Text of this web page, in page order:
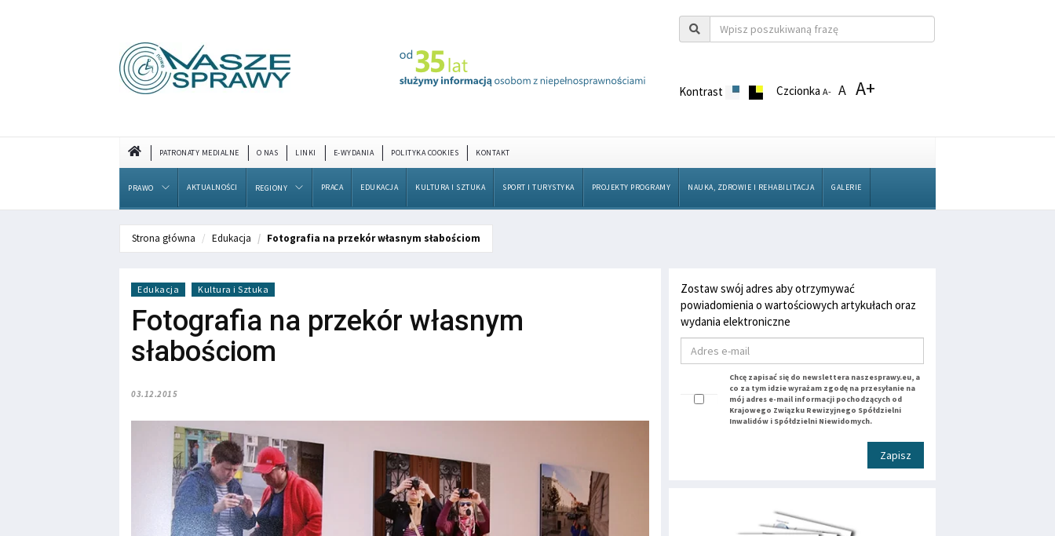
Kontrast CzcionkaA- A A+
PATRONATY MEDIALNE O NAS LINKI E-WYDANIA POLITYKA COOKIES KONTAKT
PRAWO AKTUALNOŚCI REGIONY PRACA EDUKACJA KULTURA I SZTUKA SPORT I TURYSTYKA PROJEKTY PROGRAMY NAUKA, ZDROWIE I REHABILITACJA GALERIE
Strona główna Edukacja Fotografia na przekór własnym słabościom
Edukacja Kultura i Sztuka
Fotografia na przekór własnym
słabościom
03.12.2015
Zostaw swój adres aby otrzymywać
powiadomienia o wartościowych artykułach oraz
wydania elektroniczne
Chcę zapisać się do newslettera naszesprawy.eu, a
co za tym idzie wyrażam zgodę na przesyłanie na
mój adres e-mail informacji pochodzących od
Krajowego Związku Rewizyjnego Spółdzielni
Inwalidów i Spółdzielni Niewidomych.
Zapisz